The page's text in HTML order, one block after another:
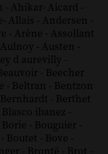
- Ahikar- Aicard -
- Allais - Andersen -
- Arène - Assollant
Aulnoy - Austen -
d aurevilly -
- Beecher
- Beltran - Bentzon
Bernhardt - Berthet
Blasco ibanez -
Borie - Bouguier -
- Boutet - Bove -